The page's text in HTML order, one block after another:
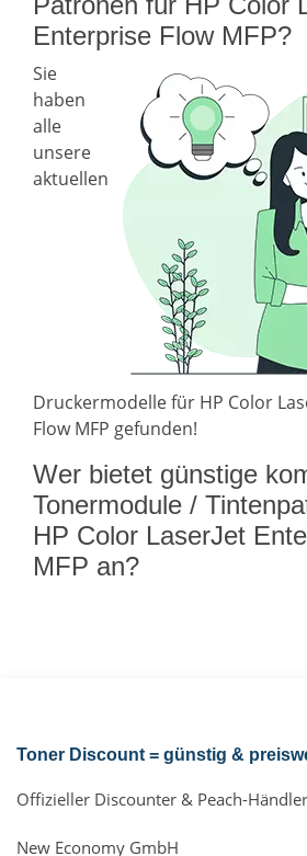
Enterprise Flow MFP?
Sie
haben
alle
unsere
aktuellen
Druckermodelle für HP Color
Flow MFP gefunden!
Wer bietet günstige
Tonermodule /
HP Color LaserJet
MFP an?
Toner Discount = günstig &
Offizieller Discounter & Peach-Händler
New Economy GmbH